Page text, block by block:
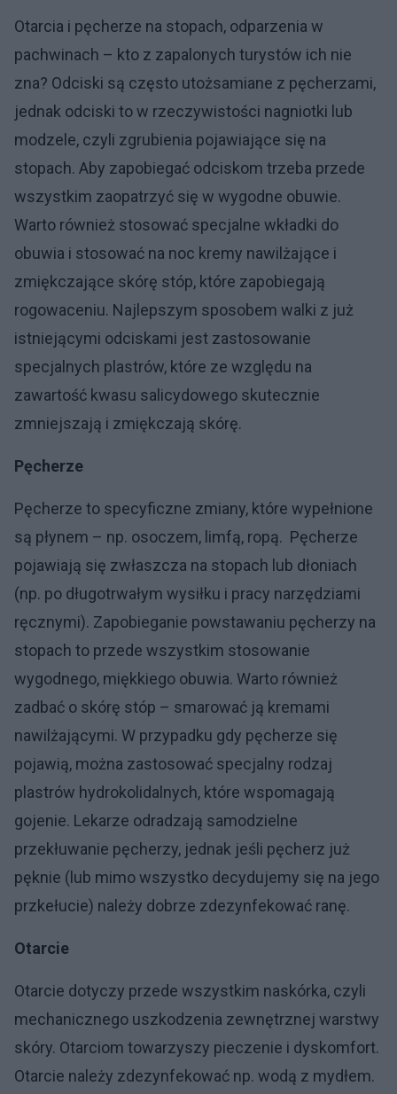
Otarcia i pęcherze na stopach, odparzenia w
pachwinach – kto z zapalonych turystów ich nie
zna? Odciski są często utożsamiane z pęcherzami,
jednak odciski to w rzeczywistości nagniotki lub
modzele, czyli zgrubienia pojawiające się na
stopach. Aby zapobiegać odciskom trzeba przede
wszystkim zaopatrzyć się w wygodne obuwie.
Warto również stosować specjalne wkładki do
obuwia i stosować na noc kremy nawilżające i
zmiękczające skórę stóp, które zapobiegają
rogowaceniu. Najlepszym sposobem walki z już
istniejącymi odciskami jest zastosowanie
specjalnych plastrów, które ze względu na
zawartość kwasu salicydowego skutecznie
zmniejszają i zmiękczają skórę.
Pęcherze
Pęcherze to specyficzne zmiany, które wypełnione
są płynem – np. osoczem, limfą, ropą. Pęcherze
pojawiają się zwłaszcza na stopach lub dłoniach
(np. po długotrwałym wysiłku i pracy narzędziami
ręcznymi). Zapobieganie powstawaniu pęcherzy na
stopach to przede wszystkim stosowanie
wygodnego, miękkiego obuwia. Warto również
zadbać o skórę stóp – smarować ją kremami
nawilżającymi. W przypadku gdy pęcherze się
pojawią, można zastosować specjalny rodzaj
plastrów hydrokolidalnych, które wspomagają
gojenie. Lekarze odradzają samodzielne
przekłuwanie pęcherzy, jednak jeśli pęcherz już
pęknie (lub mimo wszystko decydujemy się na jego
przkełucie) należy dobrze zdezynfekować ranę.
Otarcie
Otarcie dotyczy przede wszystkim naskórka, czyli
mechanicznego uszkodzenia zewnętrznej warstwy
skóry. Otarciom towarzyszy pieczenie i dyskomfort.
Otarcie należy zdezynfekować np. wodą z mydłem.